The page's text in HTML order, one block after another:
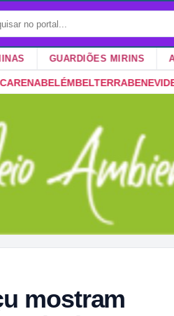
GUARDIÕES MIRINS
BOM JESUS DO TOCANTINS
mostram